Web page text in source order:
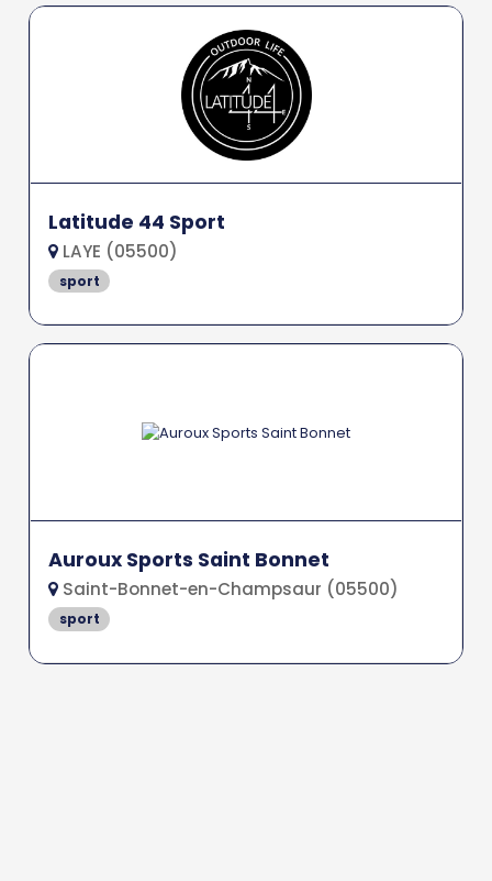
Latitude 44 Sport
LAYE (05500)
sport
Auroux Sports Saint Bonnet
Saint-Bonnet-en-Champsaur (05500)
sport